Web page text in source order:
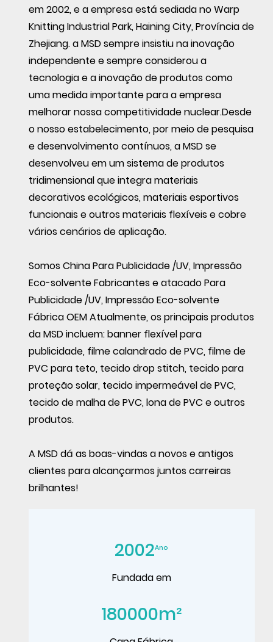
em 2002, e a empresa está sediada no Warp
Knitting Industrial Park, Haining City, Província de
Zhejiang. a MSD sempre insistiu na inovação
independente e sempre considerou a
tecnologia e a inovação de produtos como
uma medida importante para a empresa
melhorar nossa competitividade nuclear.Desde
o nosso estabelecimento, por meio de pesquisa
e desenvolvimento contínuos, a MSD se
desenvolveu em um sistema de produtos
tridimensional que integra materiais
decorativos ecológicos, materiais esportivos
funcionais e outros materiais flexíveis e cobre
vários cenários de aplicação.
SomosChina Para Publicidade /UV, Impressão
Eco-solvente Fabricanteseatacado Para
Publicidade /UV, Impressão Eco-solvente
Fábrica OEMAtualmente, os principais produtos
da MSD incluem: banner flexível para
publicidade, filme calandrado de PVC, filme de
PVC para teto, tecido drop stitch, tecido para
proteção solar, tecido impermeável de PVC,
tecido de malha de PVC, lona de PVC e outros
produtos.
A MSD dá as boas-vindas a novos e antigos
clientes para alcançarmos juntos carreiras
brilhantes!
2002Ano
Fundada em
180000m²